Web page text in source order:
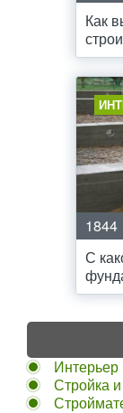
Как
1844
С
Интерьер
Стройка